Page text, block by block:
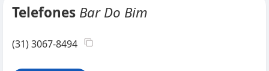
Telefones Bar Do Bim
(31) 3067-8494